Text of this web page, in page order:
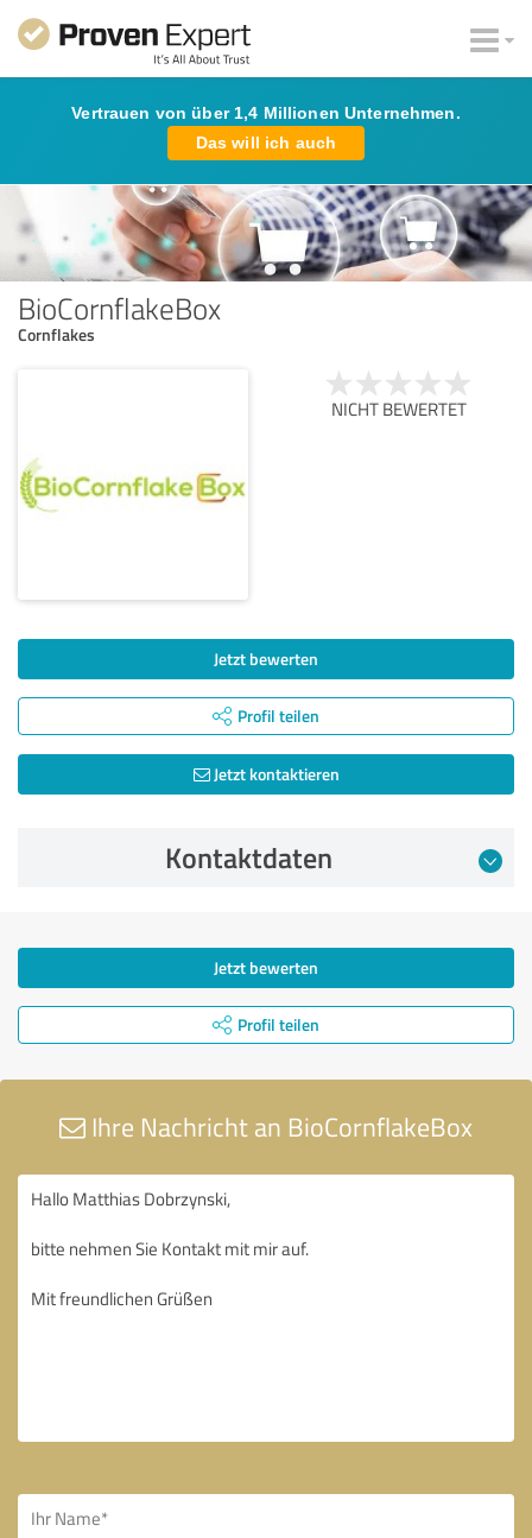
Vertrauen von über 1,4 Millionen Unternehmen.
Das will ich auch
BioCornflakeBox
Cornflakes
NICHT BEWERTET
Jetzt bewerten
Profil teilen
Jetzt kontaktieren
Kontaktdaten
Jetzt bewerten
Profil teilen
Ihre Nachricht an BioCornflakeBox